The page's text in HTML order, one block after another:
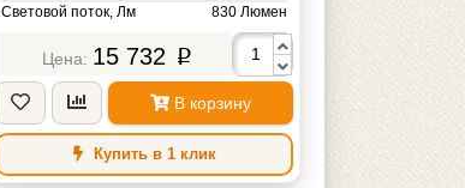
Световой поток, Лм
830 Люмен
4000-4500К (Теплый белый) Кельвин
AC ~220V Вольт
Масса
15 732 p
В корзину
Купить в 1 клик